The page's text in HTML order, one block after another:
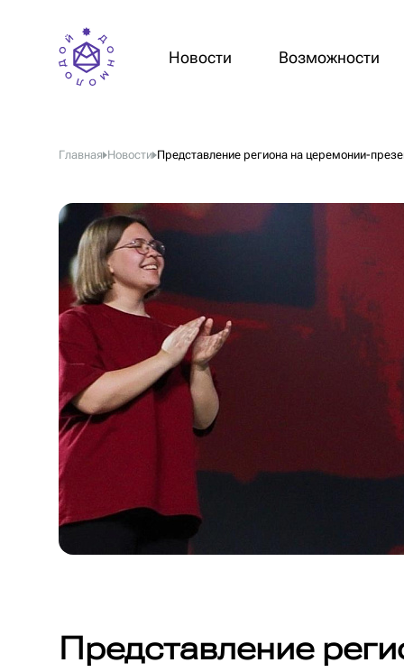
Новости Возможности
Главная Новости Представление региона на церемонии-
Представление